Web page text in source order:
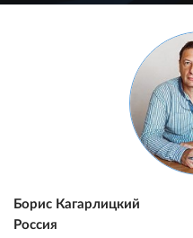
Борис Кагарлицкий
Россия